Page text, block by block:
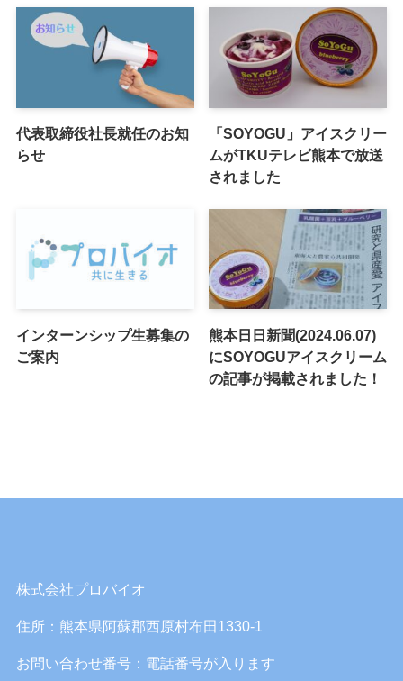
代表取締役社長就任のお知
らせ
「SOYOGU」アイスクリー
ムがTKUテレビ熊本で放送
されました
インターンシップ生募集の
ご案内
熊本日日新聞(2024.06.07)
にSOYOGUアイスクリーム
の記事が掲載されました！
株式会社プロバイオ
住所：熊本県阿蘇郡西原村布田1330-1
お問い合わせ番号：電話番号が入ります